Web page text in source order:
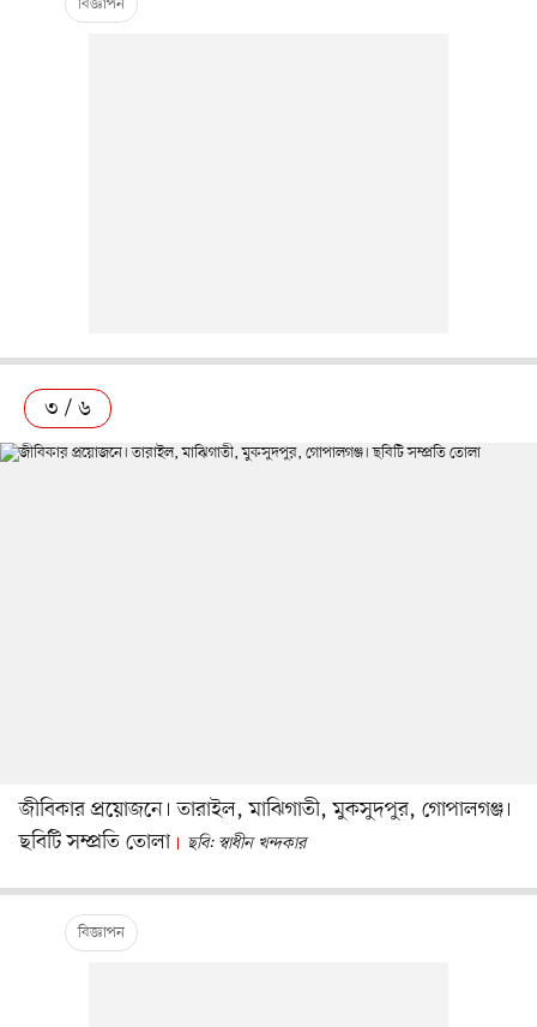
৩ / ৬
জীবিকার প্রয়োজনে। তারাইল, মাঝিগাতী, মুকসুদপুর, গোপালগঞ্জ।
ছবিটি সম্প্রতি তোলা
ছবি: স্বাধীন খন্দকার